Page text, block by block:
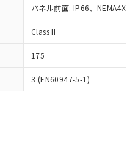
パネル前面: IP66、NEMA4X,
Class II
175
3 (EN60947-5-1)
いします。
部品リスト作成サー
ただくには、I-Web
録されている必要が
サイト上で当社にご
ストについて、当社
などにより、予定
ます。
ウンロード
下において有害物
境に深刻な影響を
ます。
社販売部門へお問
ます。また当社は、
に係わる関係者が違
れがある場合は、取
せん。
、また在庫状況の
ていない機種